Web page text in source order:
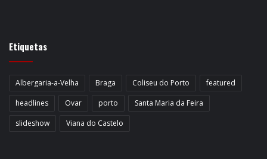
Etiquetas
Albergaria-a-Velha Braga Coliseu do Porto
featured
headlines
Ovar porto
Santa Maria da Feira
slideshow
Viana do Castelo